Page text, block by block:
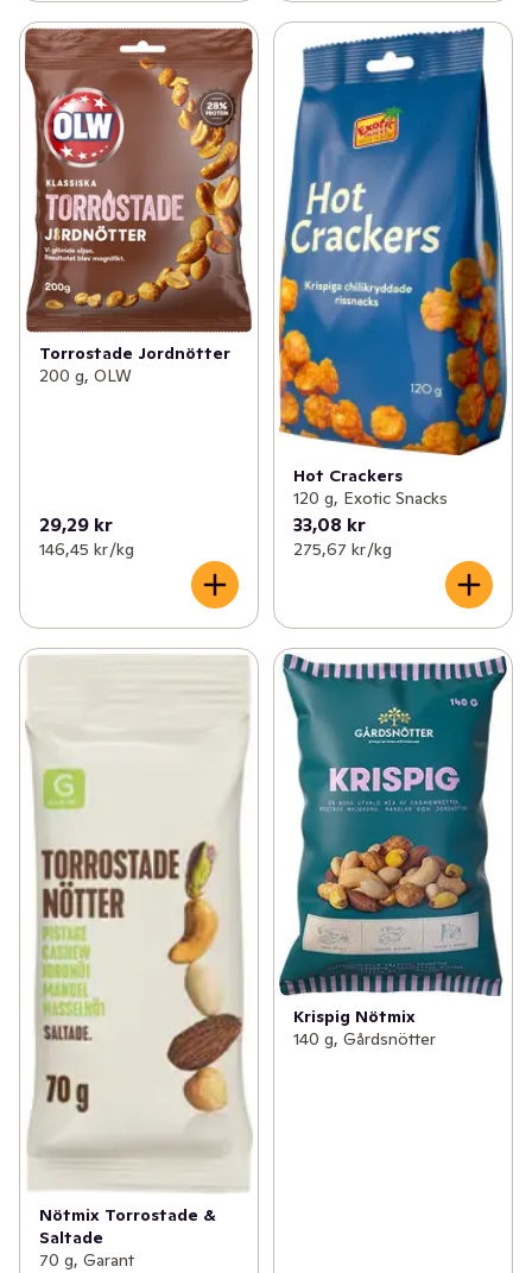
Torrostade Jordnötter
200 g, OLW
29,29 kr
146,45 kr /kg
Hot Crackers
120 g, Exotic Snacks
33,08 kr
275,67 kr /kg
Nötmix Torrostade &
Saltade
70 g, Garant
Krispig Nötmix
140 g, Gårdsnötter